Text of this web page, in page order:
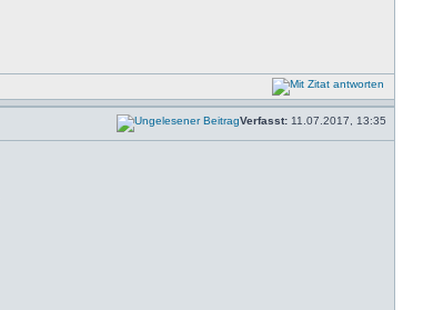
Verfasst: 11.07.2017, 13:35